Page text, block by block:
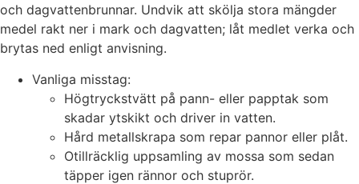
och dagvattenbrunnar. Undvik att skölja stora mängder
medel rakt ner i mark och dagvatten; låt medlet verka och
brytas ned enligt anvisning.
Vanliga misstag:
Högtryckstvätt på pann- eller papptak som
skadar ytskikt och driver in vatten.
Hård metallskrapa som repar pannor eller plåt.
Otillräcklig uppsamling av mossa som sedan
täpper igen rännor och stuprör.